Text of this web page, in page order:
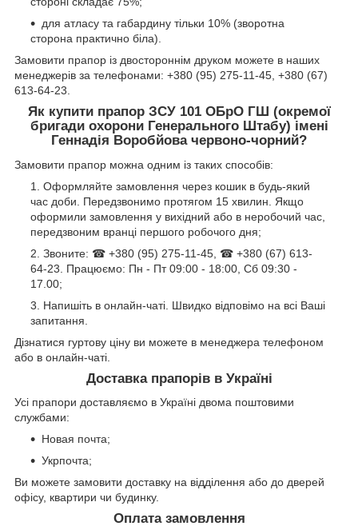
для атласу та габардину тільки 10% (зворотна
сторона практично біла).
Замовити прапор із двостороннім друком можете в наших
менеджерів за телефонами: +380 (95) 275-11-45, +380 (67)
613-64-23.
Як купити прапор ЗСУ 101 ОБрО ГШ (окремої
бригади охорони Генерального Штабу) імені
Геннадія Воробйова червоно-чорний?
Замовити прапор можна одним із таких способів:
Оформляйте замовлення через кошик в будь-який
час доби. Передзвонимо протягом 15 хвилин. Якщо
оформили замовлення у вихідний або в неробочий час,
передзвоним вранці першого робочого дня;
Звоните: ☎ +380 (95) 275-11-45, ☎ +380 (67) 613-
64-23. Працюємо: Пн - Пт 09:00 - 18:00, Сб 09:30 -
17.00;
Напишіть в онлайн-чаті. Швидко відповімо на всі Ваші
запитання.
Дізнатися гуртову ціну ви можете в менеджера телефоном
або в онлайн-чаті.
Доставка прапорів в Україні
Усі прапори доставляємо в Україні двома поштовими
службами:
Новая почта;
Укрпочта;
Ви можете замовити доставку на відділення або до дверей
офісу, квартири чи будинку.
Оплата замовлення